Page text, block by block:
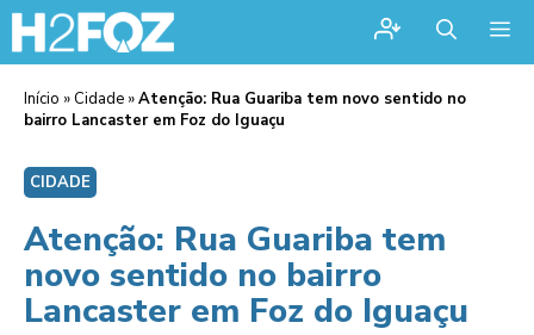
Início » Cidade »Atenção: Rua Guariba tem novo sentido no
bairro Lancaster em Foz do Iguaçu
CIDADE
Atenção: Rua Guariba tem
novo sentido no bairro
Lancaster em Foz do Iguaçu